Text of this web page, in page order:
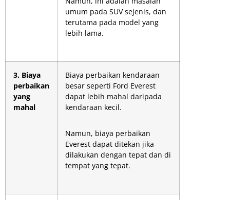
umum pada SUV sejenis, dan
terutama pada model yang
lebih lama.
3. Biaya
perbaikan
yang
mahal
Biaya perbaikan kendaraan
besar seperti Ford Everest
dapat lebih mahal daripada
kendaraan kecil.
Namun, biaya perbaikan
Everest dapat ditekan jika
dilakukan dengan tepat dan di
tempat yang tepat.